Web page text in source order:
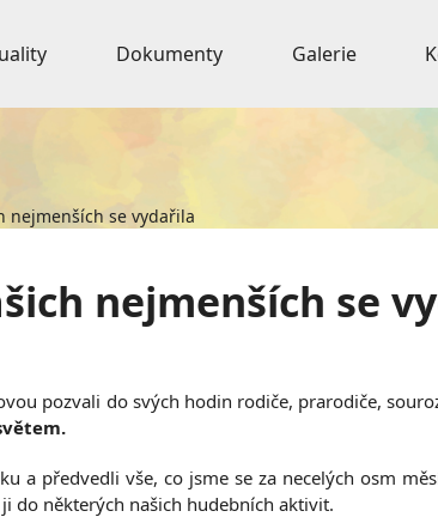
Dokumenty Galerie
nejmenších se vydařila
nejmenších se
pozvali do svých hodin rodiče, prarodiče,
a předvedli vše, co jsme se za necelých osm
do některých našich hudebních aktivit.